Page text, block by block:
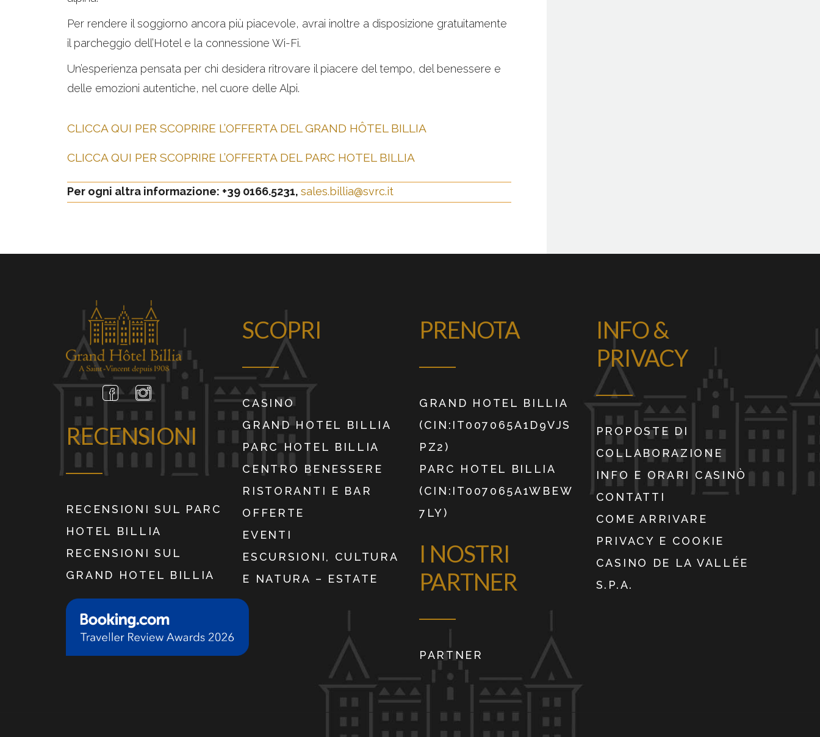
Per rendere il soggiorno ancora più piacevole, avrai inoltre a disposizione gratuitamente
il parcheggio dell’Hotel e la connessione Wi-Fi.
Un’esperienza pensata per chi desidera ritrovare il piacere del tempo, del benessere e
delle emozioni autentiche, nel cuore delle Alpi.
CLICCA QUI PER SCOPRIRE L’OFFERTA DEL GRAND HÔTEL BILLIA
CLICCA QUI PER SCOPRIRE L’OFFERTA DEL PARC HOTEL BILLIA
Per ogni altra informazione: +39 0166.5231,sales.billia@svrc.it
RECENSIONI
RECENSIONI SUL PARC
HOTEL BILLIA
RECENSIONI SUL
GRAND HOTEL BILLIA
SCOPRI
CASINO
GRAND HOTEL BILLIA
PARC HOTEL BILLIA
CENTRO BENESSERE
RISTORANTI E BAR
OFFERTE
EVENTI
ESCURSIONI, CULTURA
E NATURA – ESTATE
PRENOTA
GRAND HOTEL BILLIA
(CIN:IT007065A1D9VJS
PZ2)
PARC HOTEL BILLIA
(CIN:IT007065A1WBEW
7LY)
I NOSTRI
PARTNER
PARTNER
INFO &
PRIVACY
PROPOSTE DI
COLLABORAZIONE
INFO E ORARI CASINÒ
CONTATTI
COME ARRIVARE
PRIVACY E COOKIE
CASINO DE LA VALLÉE
S.P.A.